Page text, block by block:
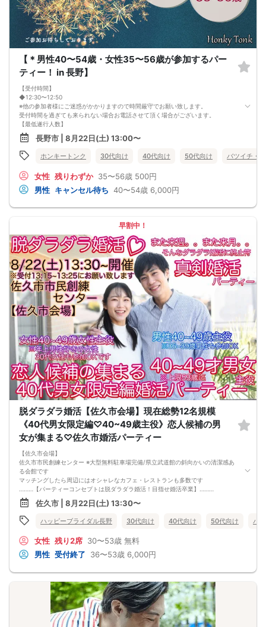
お金も時間も失ってしまいます。
だからこそ、
彼女ができない本当の原因を
知ることが最初の一歩です。
しかし、この内容は文章だけでは伝えきれません。
だからこそ今回、無料オンラインセミナーで
・彼女ができない本当の原因
・本命女性に選ばれる
奥手男子専用32の極意の全体像
をお伝えします！
今年こそは彼女できて
一緒に美味しいものを食べに行ったり、
映画に行ったり、旅行に行けるように、
ぜひこの先を読み進めてみてください👇
その人のために必ず実施します
ビデオオフでも参加OKにしているので
【＊男性40〜54歳・女性35〜56歳が参加するパー
ティー！ in 長野】
【受付時間】
◆12:30〜12:50
※他の参加者様にご迷惑がかかりますので時間厳守でお願い致します。
受付時間を過ぎても来られない場合お電話させて頂く場合がございます。
【最低遂行人数】
3：3 (〜 8：8まで 応募者多数の場合10：10まで)
注）急なキャンセルにより3：2（男性：女性）になった場合も開催いたします。
但し、上記の場合に限り男性参加費を¥1,000割引致します。
【男女の人数差】
はご遠慮下さい。
※人数は当日キャンセル発生により変更になる場合がございます。予めご了承下さ
い。
開催前日の22:00までに最少催行人数に満たない場合
フリートークはありませんので、会話が苦手な方でも安心してご参加下さい。
★初参加・一人参加の方サポート致しますので安心してご参加ください。
・ー・ー・《ご注意・ご確認事項》・ー・ー・
◆カップル発表は、見事マッチングした方のみ、当日中にメールまたはお電話に
てご連絡致します。その際に連絡先交換となります。
◆こちらの会場には専用駐車場はございません。お車でお越しの際はお近くのコ
インパーキングをご利用ください。（周辺 20分100円〜・上限600円程度）
・受付時に身分証明書の提示をお願いします。
・参加料のお支払いは現金のみです。
・マスク着用は任意とさせて頂きます。
・終了時間が参加人数によりオーバーする場合がございます。
・当社男性会員に限り対象年齢＋２歳まで参加する場合がございます。
・入会の無理な勧誘は致しません。
・以前トラブルなどを起こした方など、当方が不適切とみなした方は、ご参加を
お断りする場合がございます。
予めご了承ください。
・日時、開催場所をよくご確認の上お申込みください。
注）男性は申し込み時点から・女性は2日前キャンセル料金が発生します。
●○●○●さあ、新しい人生の扉を開けて下さい！ 運命の人があなたを待ってま
す！●○●○●
長野市 | 8月22日(土) 13:00〜
ホンキートンク 30代向け 40代向け 50代向け バツイチ・
女性 残りわずか 35〜56歳 500円
男性 キャンセル待ち 40〜54歳 6,000円
早割中！
脱ダラダラ婚活【佐久市会場】現在総勢12名規模
《40代男女限定編♡40~49歳主役》恋人候補の男
女が集まる♡佐久市婚活パーティー
【佐久市会場】
佐久市市民創練センター ※大型無料駐車場完備/県立武道館の斜向かいの清潔感あ
る会館です
マッチングしたら周辺にはオシャレなカフェ・レストランも多数です
………【パーティーコンセプトは脱ダラダラ婚活！目指せ婚活卒業】………
婚活パーティーは毎週、毎週県内各地どこかしらで開催されています
今週ダメならまた来週。。また来月。。
そんなダラダラ婚活も正直多いと思います！
婚活パーティーは意気投合して『マッチング』『連絡先交換』から記念日の3ヶ
真剣度を高めたこのイベントで運命のパートナーを見つけてください✨
参加資格は『良いご縁が有れば結婚に前向きな男女♡』
真剣な男女の方のみご予約お待ちしております❤️
男性36~49歳くらい/女性30~49歳くらい
※上限53才迄男女
※婚歴は問いません(初婚・再婚希望共に参加OK)
【女性に安心ルール】
★マッチングした方同士だけ直接連絡先交換OK
佐久市 | 8月22日(土) 13:30〜
ハッピーブライダル長野 30代向け 40代向け 50代向け バ
女性 残り2席 30〜53歳 無料
男性 受付終了 36〜53歳 6,000円